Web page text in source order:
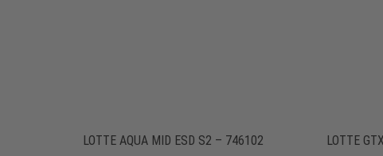
LOTTE AQUA MID ESD S2 – 746102
LOTTE